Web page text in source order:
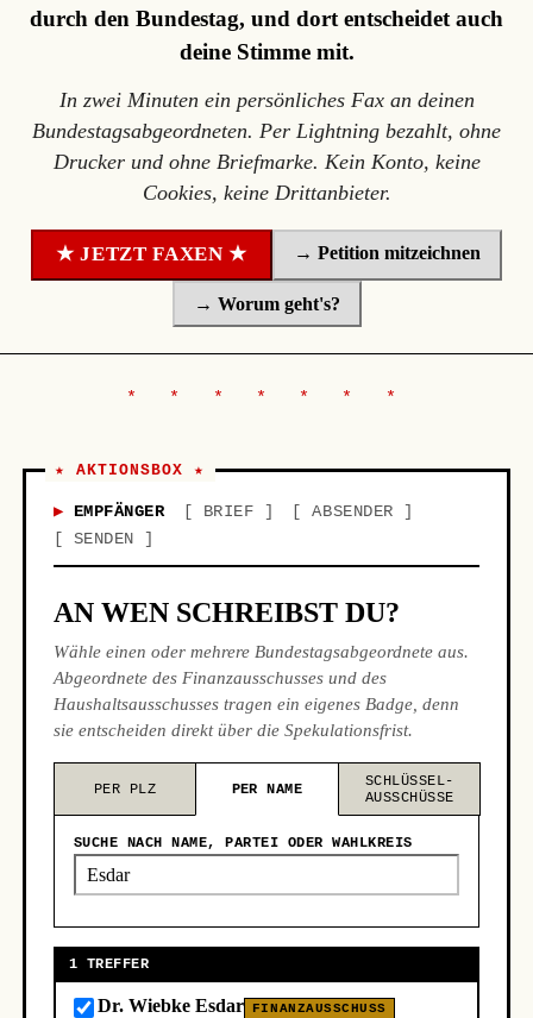
durch den Bundestag, und dort entscheidet auch
deine Stimme mit.
In zwei Minuten ein persönliches Fax an deinen
Bundestagsabgeordneten. Per Lightning bezahlt, ohne
Drucker und ohne Briefmarke. Kein Konto, keine
Cookies, keine Drittanbieter.
★ JETZT FAXEN ★ → Petition mitzeichnen
→ Worum geht's?
★ AKTIONSBOX ★
EMPFÄNGER BRIEF
ABSENDER
SENDEN
AN WEN SCHREIBST DU?
Wähle einen oder mehrere Bundestagsabgeordnete aus.
Abgeordnete des Finanzausschusses und des
Haushaltsausschusses tragen ein eigenes Badge, denn
sie entscheiden direkt über die Spekulationsfrist.
PER PLZ PER NAME
SCHLÜSSEL-
AUSSCHÜSSE
SUCHE NACH NAME, PARTEI ODER WAHLKREIS
1 TREFFER
Dr. Wiebke Esdar
FINANZAUSSCHUSS